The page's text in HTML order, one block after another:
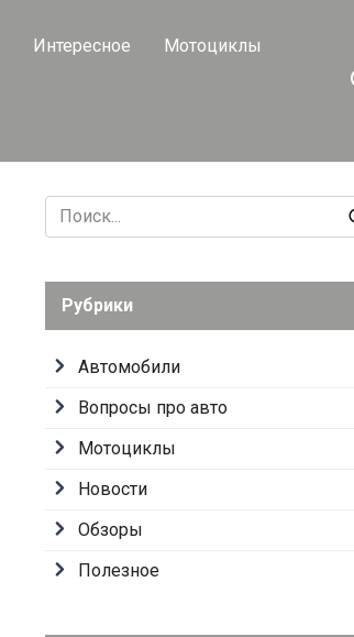
Интересное Мотоциклы
Search
for:
Рубрики
Автомобили
Вопросы про авто
Мотоциклы
Новости
Обзоры
Полезное